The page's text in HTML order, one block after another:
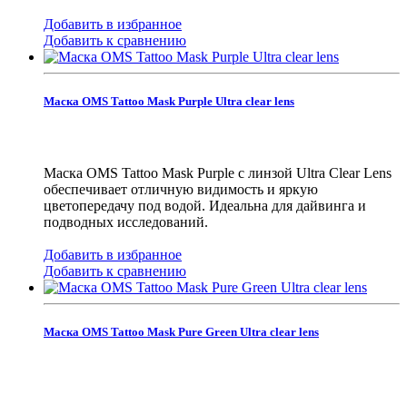
Добавить в избранное
Добавить к сравнению
Маска OMS Tattoo Mask Purple Ultra clear lens
Маска OMS Tattoo Mask Purple с линзой Ultra Clear Lens
обеспечивает отличную видимость и яркую
цветопередачу под водой. Идеальна для дайвинга и
подводных исследований.
Добавить в избранное
Добавить к сравнению
Маска OMS Tattoo Mask Pure Green Ultra clear lens